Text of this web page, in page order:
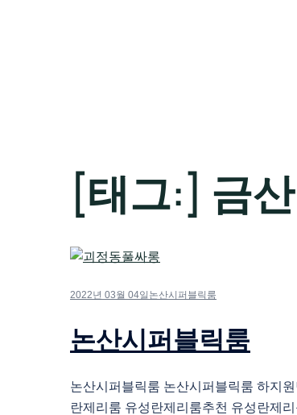
[태그:] 금
2022년 03월 04일 논산시퍼블릭룸
논산시퍼블릭룸
논산시퍼블릭룸 논산시퍼블릭룸 하지
란제리룸 유성란제리룸추천 유성란제